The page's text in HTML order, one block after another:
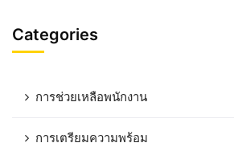
Categories
การช่วยเหลือพนักงาน
การเตรียมความพร้อม